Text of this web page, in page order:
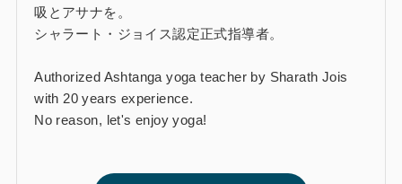
吸とアサナを。
シャラート・ジョイス認定正式指導者。
Authorized Ashtanga yoga teacher by Sharath Jois
with 20 years experience.
No reason, let's enjoy yoga!